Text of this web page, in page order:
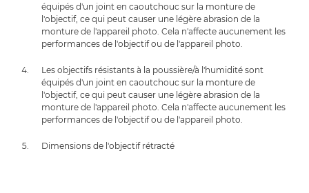
équipés d'un joint en caoutchouc sur la monture de
l'objectif, ce qui peut causer une légère abrasion de la
monture de l'appareil photo. Cela n'affecte aucunement les
performances de l'objectif ou de l'appareil photo.
Les objectifs résistants à la poussière/à l'humidité sont
équipés d'un joint en caoutchouc sur la monture de
l'objectif, ce qui peut causer une légère abrasion de la
monture de l'appareil photo. Cela n'affecte aucunement les
performances de l'objectif ou de l'appareil photo.
Dimensions de l'objectif rétracté